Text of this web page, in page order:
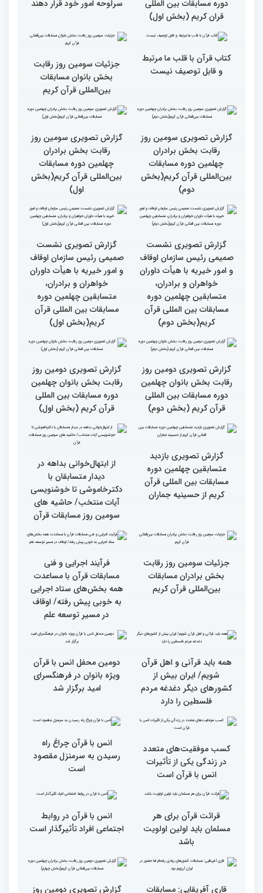
دوم)
گزارش تصویری حضور
پررنگ کودکان و نوجوانان در
چهلمین دوره مسابقات بین
اول)
اصحاب رسانه درچهلمین
دوره مسابقات بین المللی
قران کریم (بخش دوم)
گزارش تصویری حضور
اصحاب رسانه درچهلمین
دوره مسابقات بین المللی
قران کریم (بخش اول)
قاری نیجریایی: نوجوانان
جهان عمل به قرآن را
سرلوحه امور خود قرار دهند
و قابل توصیف نیست
جزئیات سومین روز رقابت
بخش بانوان مسابقات
بین‌المللی قرآن کریم
گزارش تصویری سومین روز
رقابت بخش برادران
چهلمین دوره مسابقات
بین‌المللی قرآن کریم(بخش
دوم)
گزارش تصویری سومین روز
رقابت بخش برادران
چهلمین دوره مسابقات
بین‌المللی قرآن کریم(بخش
اول)
صمیمی رئیس سازمان اوقاف
خواهران و برادران،
متسابقین چهلمین دوره
مسابقات بین المللی قرآن
کریم(بخش دوم)
صمیمی رئیس سازمان اوقاف
و امور خیریه با هیأت داوران
خواهران و برادران،
متسابقین چهلمین دوره
مسابقات بین المللی قرآن
کریم(بخش اول)
گزارش تصویری دومین روز
رقابت بخش بانوان چهلمین
دوره مسابقات بین المللی
قرآن کریم (بخش دوم)
گزارش تصویری دومین روز
رقابت بخش بانوان چهلمین
دوره مسابقات بین المللی
قرآن کریم (بخش اول)
گزارش تصویری بازدید
متسابقین چهلمین دوره
مسابقات بین المللی قرآن
کریم از حسینیه جماران
از ابتهال‌خوانی بداهه در
دکترخاموشی تا خوشنویسی
آیات منتخب/ حاشیه های
سومین روز مسابقات قرآن
بخش برادران مسابقات
بین‌المللی قرآن کریم
فرآیند اجرایی و فنی
مسابقات قرآن با مساعدت
همه بخش‌های ستاد اجرایی
در مسیر توسعه علم
همه باید قرآنی و اهل قرآن
کشورهای دیگر دغدغه مردم
امید برگزار شد